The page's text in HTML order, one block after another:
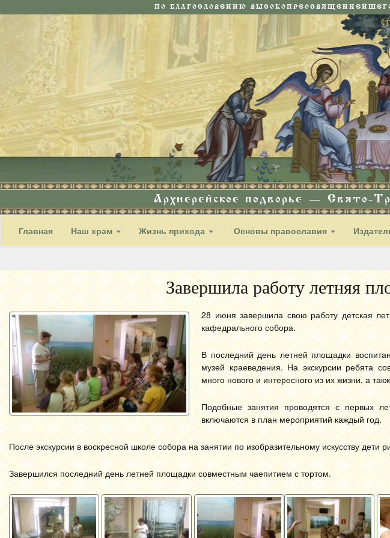
ПО БЛАГОСЛОВЕНИЮ
Архиерейское подворье — Свято-
Главная Наш храм Жизнь прихода Основы православия
Завершила работу летняя
28 июня завершила свою работу детская
кафедрального собора.
В последний день летней площадки
музей краеведения. На экскурсии ребята
много нового и интересного из их жизни, а
Подобные занятия проводятся с первых
включаются в план мероприятий каждый год.
После экскурсии в воскресной школе собора на занятии по изобразительному искусству дети
Завершился последний день летней площадки совместным чаепитием с тортом.